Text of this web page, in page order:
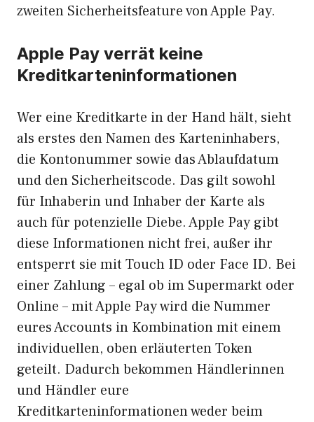
zweiten Sicherheitsfeature von Apple Pay.
Apple Pay verrät keine
Kreditkarteninformationen
Wer eine Kreditkarte in der Hand hält, sieht
als erstes den Namen des Karteninhabers,
die Kontonummer sowie das Ablaufdatum
und den Sicherheitscode. Das gilt sowohl
für Inhaberin und Inhaber der Karte als
auch für potenzielle Diebe. Apple Pay gibt
diese Informationen nicht frei, außer ihr
entsperrt sie mit Touch ID oder Face ID. Bei
einer Zahlung – egal ob im Supermarkt oder
Online – mit Apple Pay wird die Nummer
eures Accounts in Kombination mit einem
individuellen, oben erläuterten Token
geteilt. Dadurch bekommen Händlerinnen
und Händler eure
Kreditkarteninformationen weder beim